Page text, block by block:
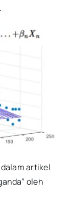
artikel
oleh